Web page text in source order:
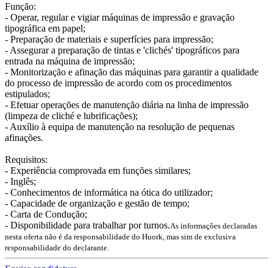
Função:
- Operar, regular e vigiar máquinas de impressão e gravação
tipográfica em papel;
- Preparação de materiais e superfícies para impressão;
- Assegurar a preparação de tintas e 'clichés' tipográficos para
entrada na máquina de impressão;
- Monitorização e afinação das máquinas para garantir a qualidade
do processo de impressão de acordo com os procedimentos
estipulados;
- Efetuar operações de manutenção diária na linha de impressão
(limpeza de cliché e lubrificações);
- Auxílio à equipa de manutenção na resolução de pequenas
afinações.
Requisitos:
- Experiência comprovada em funções similares;
- Inglês;
- Conhecimentos de informática na ótica do utilizador;
- Capacidade de organização e gestão de tempo;
- Carta de Condução;
- Disponibilidade para trabalhar por turnos.As informações declaradas
nesta oferta não é da responsabilidade do Huork, mas sim de exclusiva
responsabilidade do declarante.